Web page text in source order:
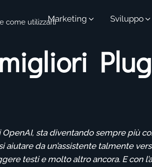
Marketing Sviluppo
come utilizzarli
OpenAI, sta diventando sempre più
aiutare da un’assistente talmente
testi e molto altro ancora. E con